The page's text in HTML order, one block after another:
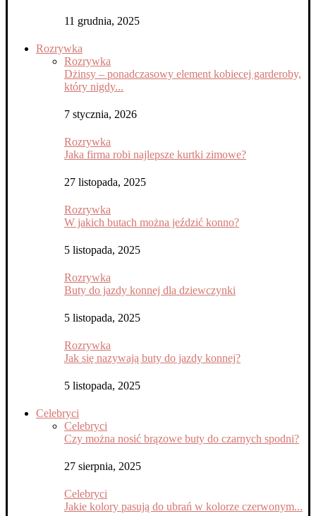
11 grudnia, 2025
Rozrywka
Rozrywka
Dżinsy – ponadczasowy element kobiecej garderoby,
który nigdy...
7 stycznia, 2026
Rozrywka
Jaka firma robi najlepsze kurtki zimowe?
27 listopada, 2025
Rozrywka
W jakich butach można jeździć konno?
5 listopada, 2025
Rozrywka
Buty do jazdy konnej dla dziewczynki
5 listopada, 2025
Rozrywka
Jak się nazywają buty do jazdy konnej?
5 listopada, 2025
Celebryci
Celebryci
Czy można nosić brązowe buty do czarnych spodni?
27 sierpnia, 2025
Celebryci
Jakie kolory pasują do ubrań w kolorze czerwonym...